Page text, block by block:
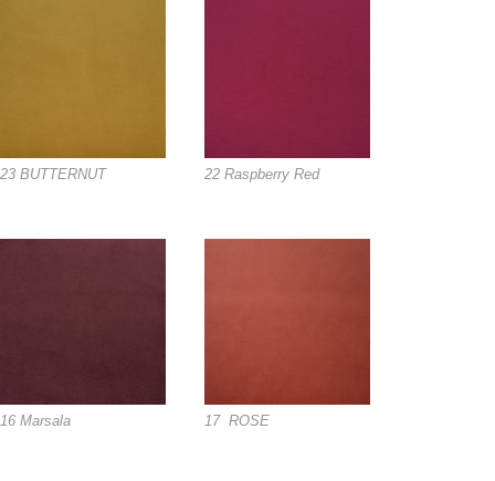
23 BUTTERNUT 22 Raspberry Red
16 Marsala 17 ROSE